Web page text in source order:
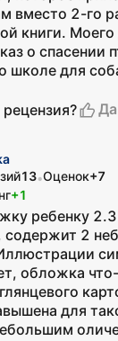
вместо 2-го
книги. Моего
о спасении
школе для
Да
13•Оценок+7
+1
ребенку
содержит 2
обложка
для